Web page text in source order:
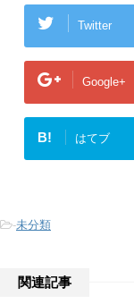
Twitter
Google+
B! はてブ
-未分類
関連記事